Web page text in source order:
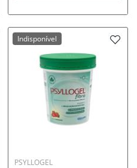
Indisponível
PSYLLOGEL